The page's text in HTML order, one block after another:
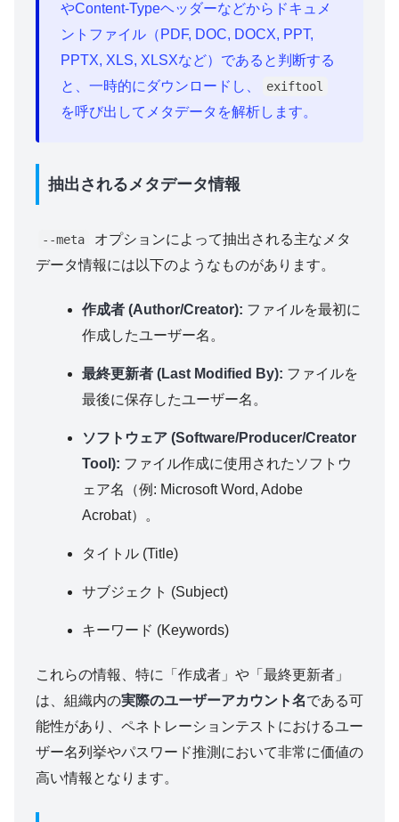
やContent-Typeヘッダーなどからドキュメ
ントファイル（PDF, DOC, DOCX, PPT,
PPTX, XLS, XLSXなど）であると判断する
と、一時的にダウンロードし、
exiftool
を呼び出してメタデータを解析します。
抽出されるメタデータ情報
--meta
オプションによって抽出される主なメタ
データ情報には以下のようなものがあります。
作成者 (Author/Creator): ファイルを最初に
作成したユーザー名。
最終更新者 (Last Modified By): ファイルを
最後に保存したユーザー名。
ソフトウェア (Software/Producer/Creator
Tool): ファイル作成に使用されたソフトウ
ェア名（例: Microsoft Word, Adobe
Acrobat）。
タイトル (Title)
サブジェクト (Subject)
キーワード (Keywords)
これらの情報、特に「作成者」や「最終更新者」
は、組織内の実際のユーザーアカウント名である可
能性があり、ペネトレーションテストにおけるユー
ザー名列挙やパスワード推測において非常に価値の
高い情報となります。